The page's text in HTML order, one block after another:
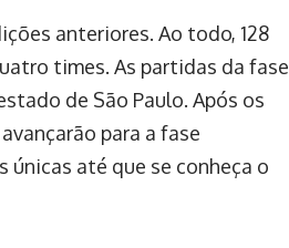
anteriores. Ao todo, 128
times. As partidas da fase
de São Paulo. Após os
para a fase
até que se conheça o